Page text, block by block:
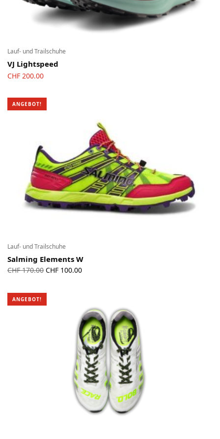
Lauf- und Trailschuhe
VJ Lightspeed
CHF 200.00
ANGEBOT!
Lauf- und Trailschuhe
Salming Elements W
CHF170.00 Ursprünglicher
CHF 170.00
CHF 100.00Aktueller
ANGEBOT!